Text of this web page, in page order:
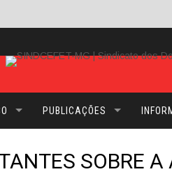
PUBLICAÇÕES
SOBRE